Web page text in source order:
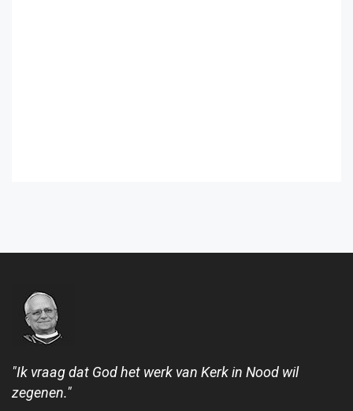
"Ik vraag dat God het werk van Kerk in Nood wil
zegenen."